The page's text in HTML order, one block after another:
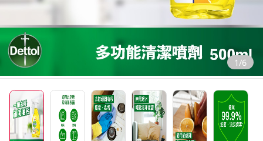
1/6